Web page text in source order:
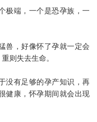
极端，一个是恐孕族，一
兽，好像怀了孕就一定会
则失去生命。
没有足够的孕产知识，再
健康，怀孕期间就会出现